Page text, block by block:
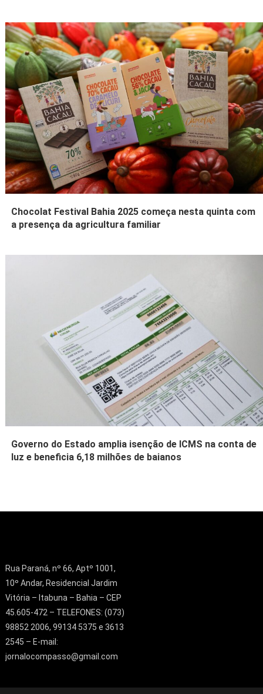
Chocolat Festival Bahia 2025 começa nesta quinta com
a presença da agricultura familiar
Governo do Estado amplia isenção de ICMS na conta de
luz e beneficia 6,18 milhões de baianos
Rua Paraná, nº 66, Aptº 1001,
10º Andar, Residencial Jardim
Vitória – Itabuna – Bahia – CEP
45.605-472 – TELEFONES: (073)
98852 2006, 99134 5375 e 3613
2545 – E-mail:
jornalocompasso@gmail.com